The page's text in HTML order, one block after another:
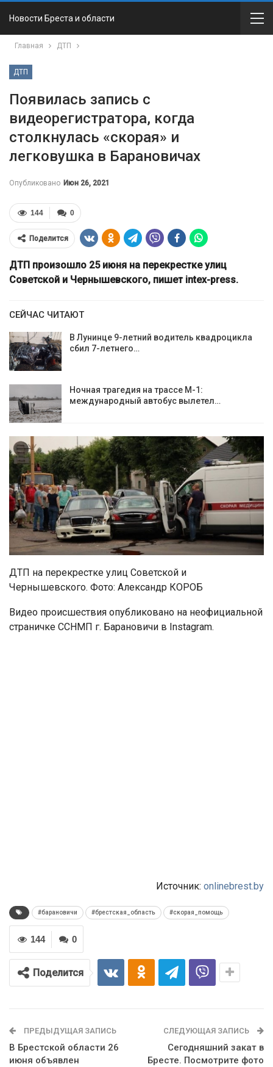
Новости Бреста и области
Главная ДТП
ДТП
Появилась запись с
видеорегистратора, когда
столкнулась «скорая» и
легковушка в Барановичах
Опубликовано Июн 26, 2021
0
144
Поделится
ДТП произошло 25 июня на перекрестке улиц
Советской и Чернышевского, пишет intex-press.
СЕЙЧАС ЧИТАЮТ
В Лунинце 9-летний водитель квадроцикла
сбил 7-летнего…
Ночная трагедия на трассе М-1:
международный автобус вылетел…
ДТП на перекрестке улиц Советской и
Чернышевского. Фото: Александр КОРОБ
Видео происшествия опубликовано на неофициальной
страничке ССНМП г. Барановичи в Instagram.
Источник: onlinebrest.by
#барановичи #брестская_область #скорая_помощь
0
144
Поделится
ПРЕДЫДУЩАЯ ЗАПИСЬ
В Брестской области 26
июня объявлен
СЛЕДУЮЩАЯ ЗАПИСЬ
Сегодняшний закат в
Бресте. Посмотрите фото